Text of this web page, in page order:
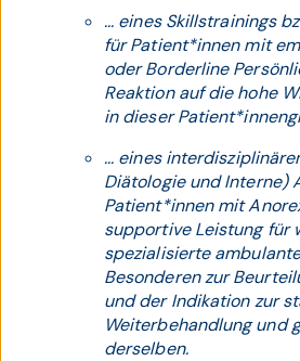
... eines Skillstrainings
für Patient*innen mit
oder Borderline
Reaktion auf die hohe
in dieser
... eines
Diätologie und Interne)
Patient*innen mit
supportive Leistung für
spezialisierte
Besonderen zur
und der Indikation zur
Weiterbehandlung und
derselben.